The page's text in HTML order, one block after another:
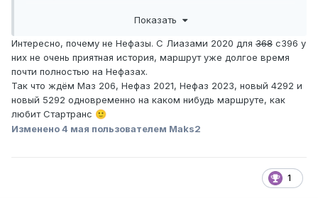
которые вступят в силу уже в мае.
В последние годы маршруты под средний класс среди
московских частников не разыгрывали, и глобально
дело шло к полному отказу от использования подобных
автобусов в Москве. На сегодня единственный
коммерческий перевозчик, эксплуатирующий автобусы
СК - это всё тот же «Стартранс» с МАЗами-206,
купленными под контракты 2021 года, истекающие в мае.
ЛиАЗы-4292 с городских линий. Ныне государственный
Показать
Интересно, почему не Нефазы. С Лиазами 2020 для 368 с396 у
них не очень приятная история, маршрут уже долгое время
почти полностью на Нефазах.
Так что ждём Маз 206, Нефаз 2021, Нефаз 2023, новый 4292 и
новый 5292 одновременно на каком нибудь маршруте, как
любит Стартранс 🙂
Изменено4 мая пользователем Maks2
1